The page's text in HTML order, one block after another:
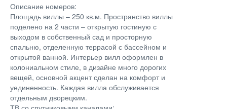
Описание номеров:
Площадь виллы – 250 кв.м. Пространство виллы
поделено на 2 части – открытую гостиную с
выходом в собственный сад и просторную
спальню, отделенную террасой с бассейном и
открытой ванной. Интерьер вилл оформлен в
колониальном стиле, в дизайне много дорогих
вещей, основной акцент сделан на комфорт и
уединенность. Каждая вилла обслуживается
отдельным дворецким.